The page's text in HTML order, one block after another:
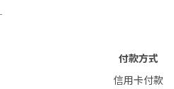
付款方式
信用卡付款